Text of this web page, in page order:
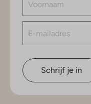
Schrijf je in